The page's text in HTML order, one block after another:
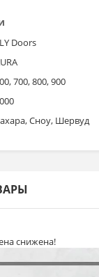
Doors
700, 800, 900
Сноу, Шервуд
снижена!
Выбрать >